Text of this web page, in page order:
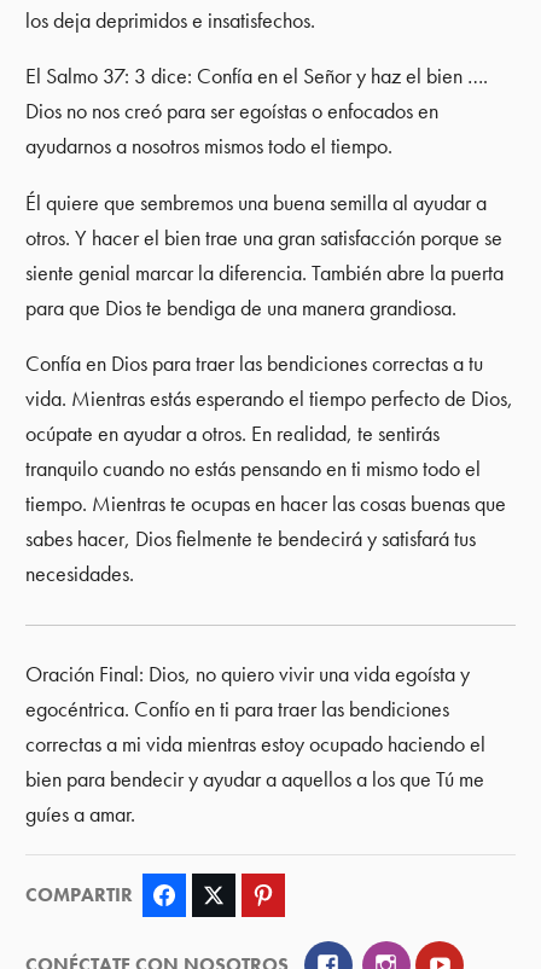
los deja deprimidos e insatisfechos.
El Salmo 37: 3 dice: Confía en el Señor y haz el bien ….
Dios no nos creó para ser egoístas o enfocados en
ayudarnos a nosotros mismos todo el tiempo.
Él quiere que sembremos una buena semilla al ayudar a
otros. Y hacer el bien trae una gran satisfacción porque se
siente genial marcar la diferencia. También abre la puerta
para que Dios te bendiga de una manera grandiosa.
Confía en Dios para traer las bendiciones correctas a tu
vida. Mientras estás esperando el tiempo perfecto de Dios,
ocúpate en ayudar a otros. En realidad, te sentirás
tranquilo cuando no estás pensando en ti mismo todo el
tiempo. Mientras te ocupas en hacer las cosas buenas que
sabes hacer, Dios fielmente te bendecirá y satisfará tus
necesidades.
Oración Final: Dios, no quiero vivir una vida egoísta y
egocéntrica. Confío en ti para traer las bendiciones
correctas a mi vida mientras estoy ocupado haciendo el
bien para bendecir y ayudar a aquellos a los que Tú me
guíes a amar.
COMPARTIR Facebook Twitter
FacebookInstagramYouTube